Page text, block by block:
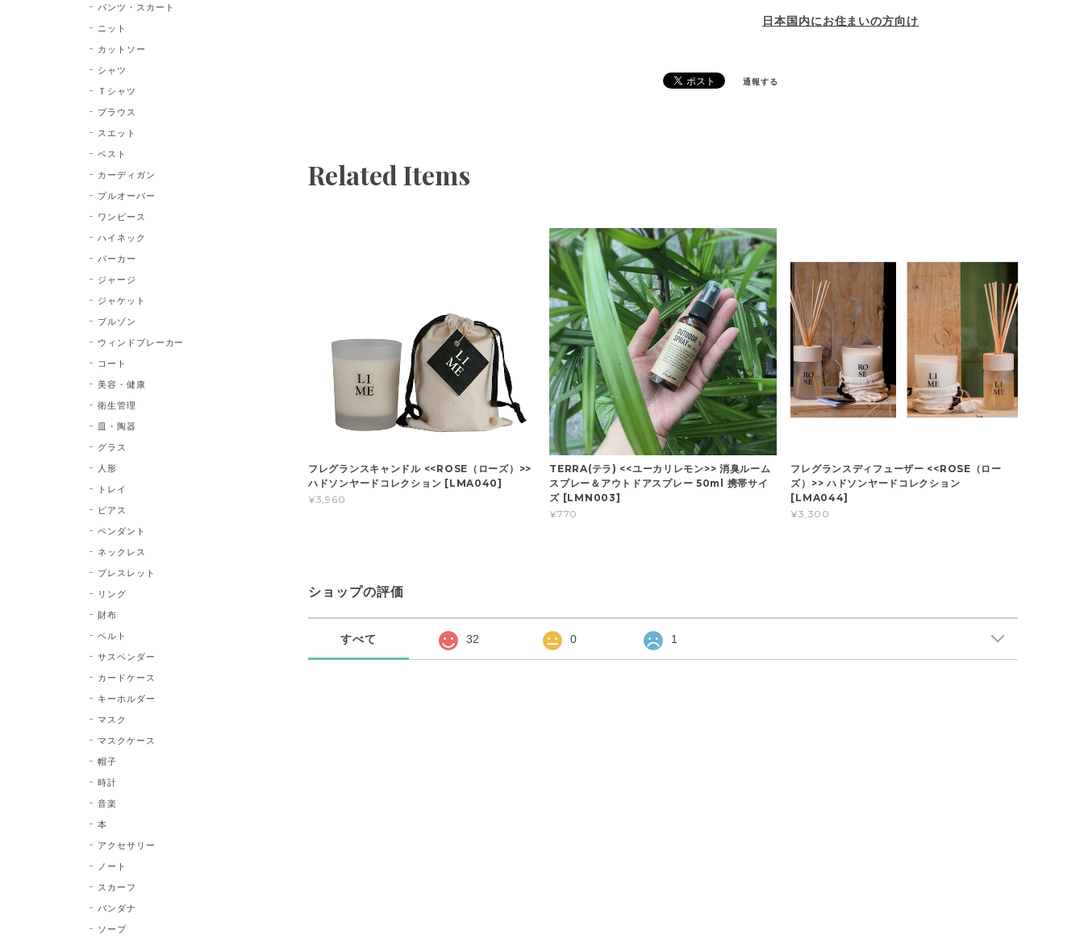
日本国内にお住まいの方向け
通報する
Related Items
フレグランスキャンドル <<ROSE（ローズ）>>
ハドソンヤードコレクション [LMA040]
¥3,960
TERRA(テラ) <<ユーカリレモン>> 消臭ルーム
スプレー＆アウトドアスプレー 50ml 携帯サイ
ズ [LMN003]
¥770
フレグランスディフューザー <<ROSE（ロー
ズ）>> ハドソンヤードコレクション
[LMA044]
¥3,300
ショップの評価
すべて 32 0 1
パンツ・スカート
ニット
カットソー
シャツ
Ｔシャツ
ブラウス
スエット
ベスト
カーディガン
プルオーバー
ワンピース
ハイネック
パーカー
ジャージ
ジャケット
ブルゾン
ウィンドブレーカー
コート
美容・健康
衛生管理
皿・陶器
グラス
人形
トレイ
ピアス
ペンダント
ネックレス
ブレスレット
リング
財布
ベルト
サスペンダー
カードケース
キーホルダー
マスク
マスクケース
帽子
時計
音楽
本
アクセサリー
ノート
スカーフ
バンダナ
ソープ